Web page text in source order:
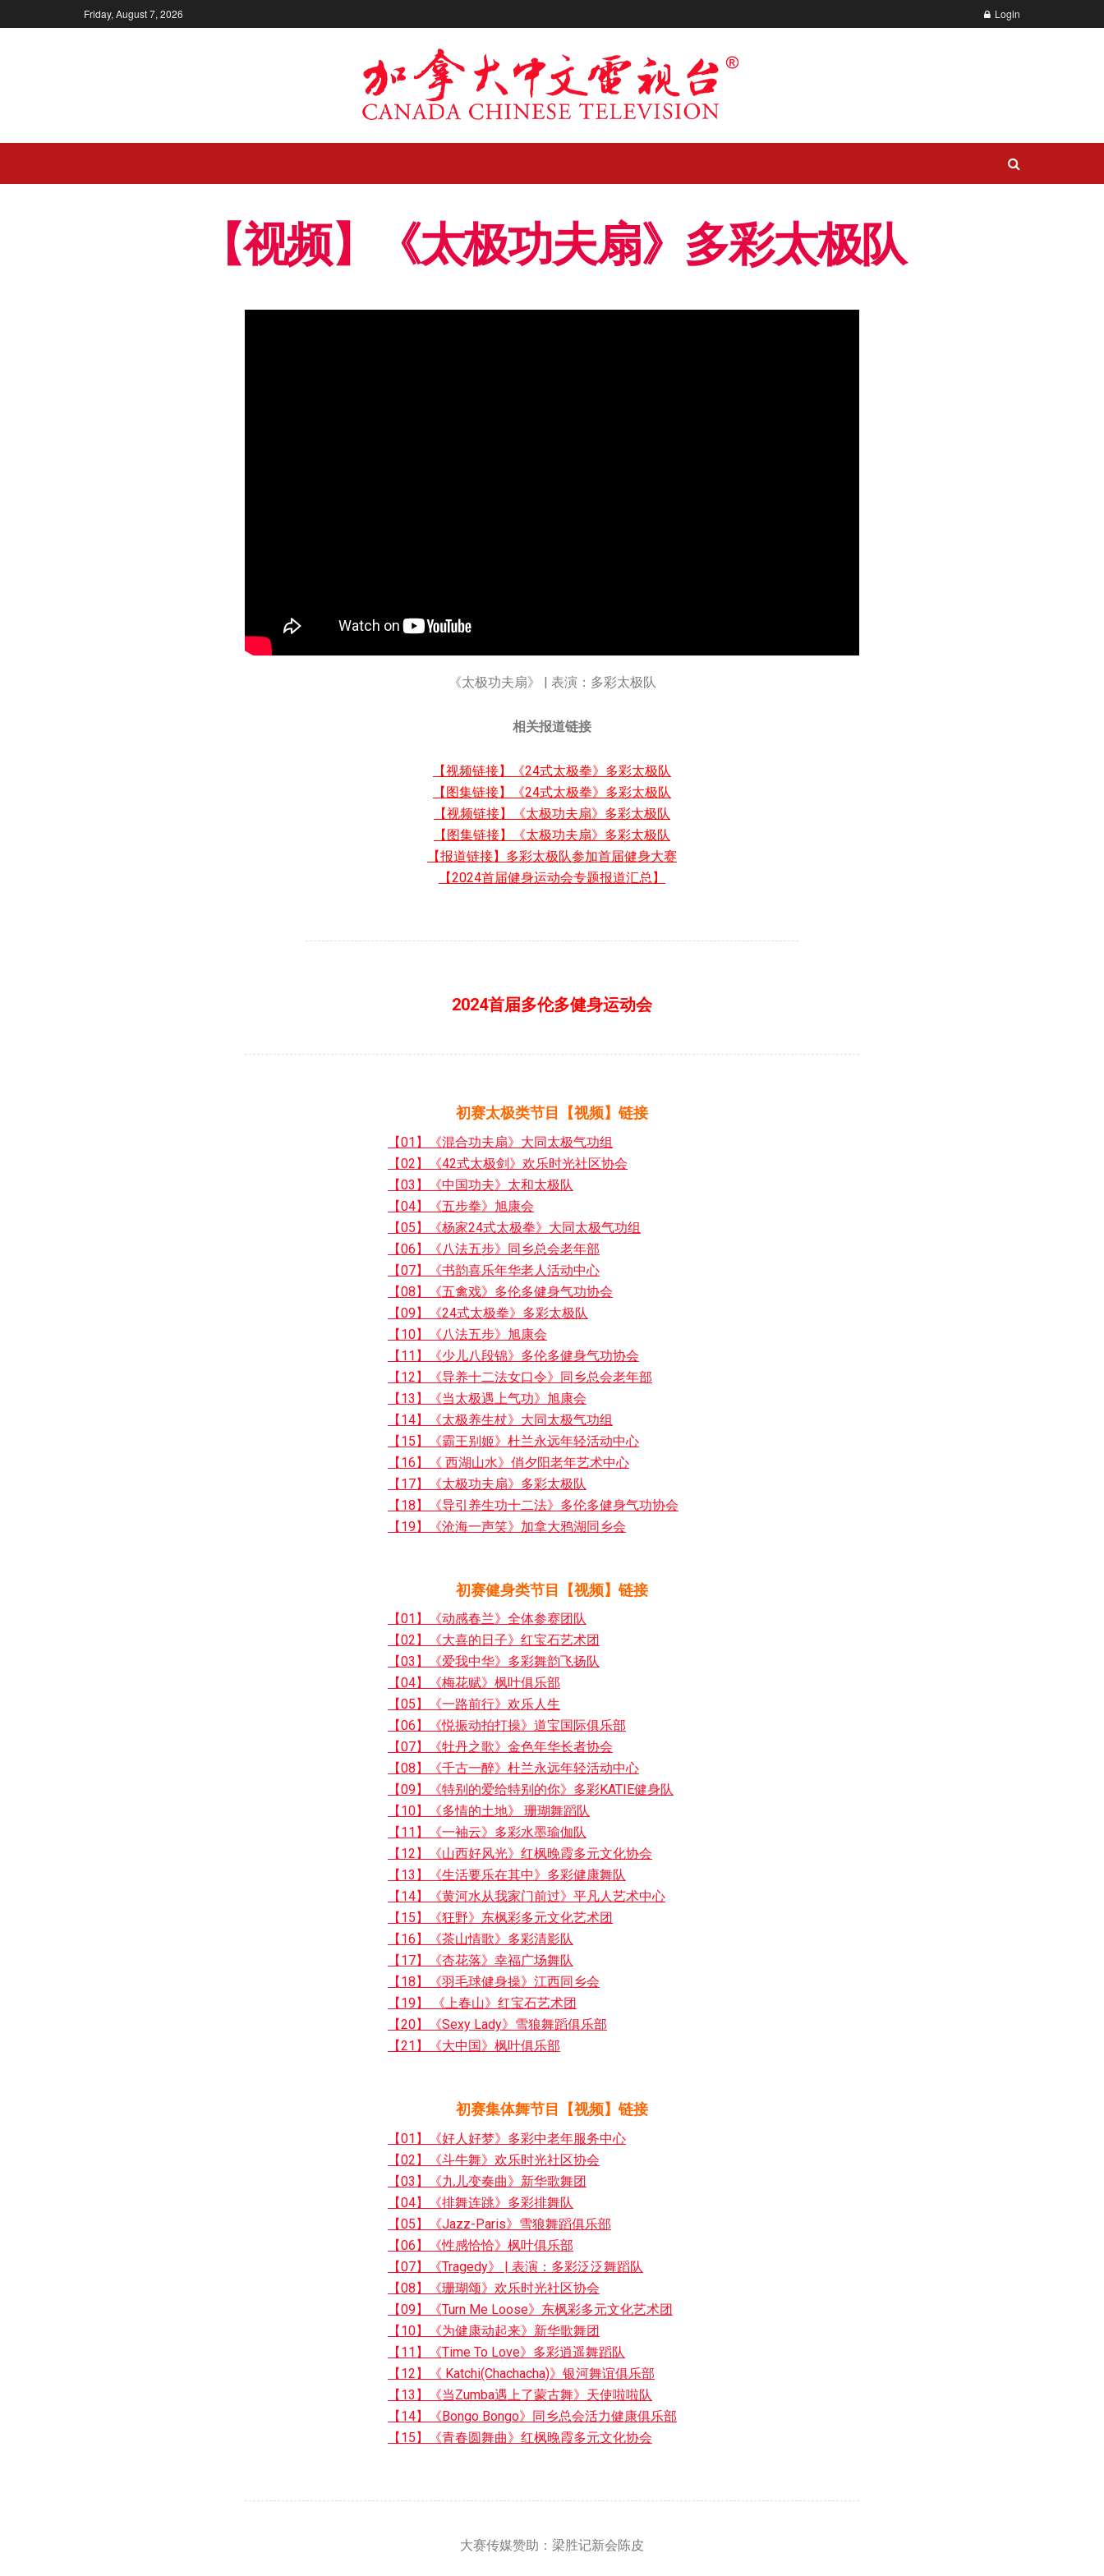
Friday, August 7, 2026 Login
【视频】《太极功夫扇》多彩太极队
《太极功夫扇》 | 表演：多彩太极队
相关报道链接
【视频链接】《24式太极拳》多彩太极队
【图集链接】《24式太极拳》多彩太极队
【视频链接】《太极功夫扇》多彩太极队
【图集链接】《太极功夫扇》多彩太极队
【报道链接】多彩太极队参加首届健身大赛
【2024首届健身运动会专题报道汇总】
2024首届多伦多健身运动会
初赛太极类节目【视频】链接
【01】《混合功夫扇》大同太极气功组
【02】《42式太极剑》欢乐时光社区协会
【03】《中国功夫》太和太极队
【04】《五步拳》旭康会
【05】《杨家24式太极拳》大同太极气功组
【06】《八法五步》同乡总会老年部
【07】《书韵喜乐年华老人活动中心
【08】《五禽戏》多伦多健身气功协会
【09】《24式太极拳》多彩太极队
【10】《八法五步》旭康会
【11】《少儿八段锦》多伦多健身气功协会
【12】《导养十二法女口令》同乡总会老年部
【13】《当太极遇上气功》旭康会
【14】《太极养生杖》大同太极气功组
【15】《霸王别姬》杜兰永远年轻活动中心
【16】《 西湖山水》俏夕阳老年艺术中心
【17】《太极功夫扇》多彩太极队
【18】《导引养生功十二法》多伦多健身气功协会
【19】《沧海一声笑》加拿大鸦湖同乡会
初赛健身类节目【视频】链接
【01】《动感春兰》全体参赛团队
【02】《大喜的日子》红宝石艺术团
【03】《爱我中华》多彩舞韵飞扬队
【04】《梅花赋》枫叶俱乐部
【05】《一路前行》欢乐人生
【06】《悦振动拍打操》道宝国际俱乐部
【07】《牡丹之歌》金色年华长者协会
【08】《千古一醉》杜兰永远年轻活动中心
【09】《特别的爱给特别的你》多彩KATIE健身队
【10】《多情的土地》 珊瑚舞蹈队
【11】《一袖云》多彩水墨瑜伽队
【12】《山西好风光》红枫晚霞多元文化协会
【13】《生活要乐在其中》多彩健康舞队
【14】《黄河水从我家门前过》平凡人艺术中心
【15】《狂野》东枫彩多元文化艺术团
【16】《茶山情歌》多彩清影队
【17】《杏花落》幸福广场舞队
【18】《羽毛球健身操》江西同乡会
【19】 《上春山》红宝石艺术团
【20】《Sexy Lady》雪狼舞蹈俱乐部
【21】《大中国》枫叶俱乐部
初赛集体舞节目【视频】链接
【01】《好人好梦》多彩中老年服务中心
【02】《斗牛舞》欢乐时光社区协会
【03】《九儿变奏曲》新华歌舞团
【04】《排舞连跳》多彩排舞队
【05】《Jazz-Paris》雪狼舞蹈俱乐部
【06】《性感恰恰》枫叶俱乐部
【07】《Tragedy》 | 表演：多彩泛泛舞蹈队
【08】《珊瑚颂》欢乐时光社区协会
【09】《Turn Me Loose》东枫彩多元文化艺术团
【10】《为健康动起来》新华歌舞团
【11】《Time To Love》多彩逍遥舞蹈队
【12】《 Katchi(Chachacha)》银河舞谊俱乐部
【13】《当Zumba遇上了蒙古舞》天使啦啦队
【14】《Bongo Bongo》同乡总会活力健康俱乐部
【15】《青春圆舞曲》红枫晚霞多元文化协会
大赛传媒赞助：梁胜记新会陈皮